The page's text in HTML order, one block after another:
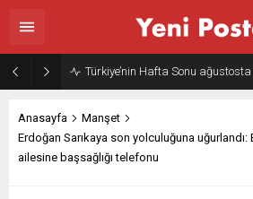
Türkiye’nin Hafta Sonu
Anasayfa
Manşet
Erdoğan Sarıkaya son yolculuğuna uğurlandı:
ailesine başsağlığı telefonu